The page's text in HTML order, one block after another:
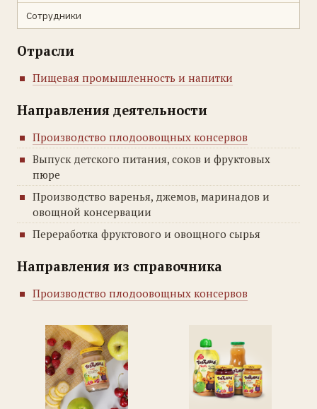
Сотрудники
Отрасли
Пищевая промышленность и напитки
Направления деятельности
Производство плодоовощных консервов
Выпуск детского питания, соков и фруктовых
пюре
Производство варенья, джемов, маринадов и
овощной консервации
Переработка фруктового и овощного сырья
Направления из справочника
Производство плодоовощных консервов